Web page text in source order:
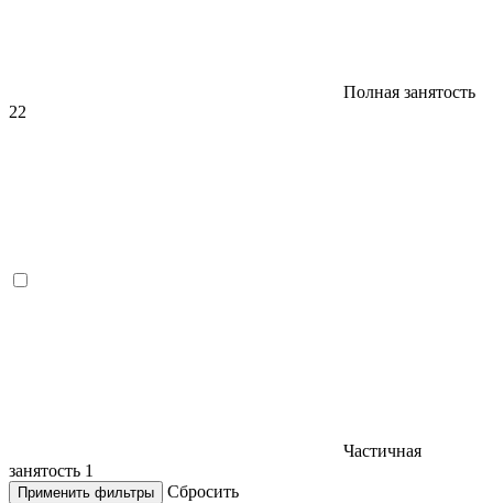
Полная занятость
22
Частичная
занятость 1
Применить фильтры
Сбросить